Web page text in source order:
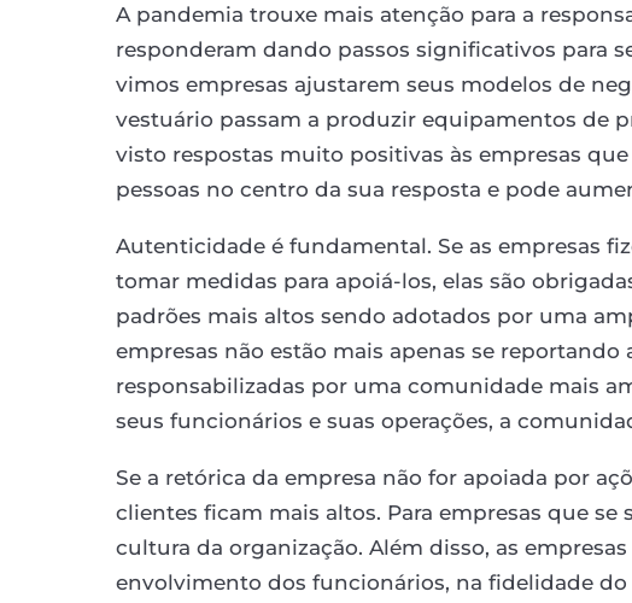
A pandemia trouxe mais atenção para a
responderam dando passos significativos para
vimos empresas ajustarem seus modelos de
vestuário passam a produzir equipamentos de
visto respostas muito positivas às empresas
pessoas no centro da sua resposta e pode
Autenticidade é fundamental. Se as empresas
tomar medidas para apoiá-los, elas são
padrões mais altos sendo adotados por uma
empresas não estão mais apenas se
responsabilizadas por uma comunidade mais
seus funcionários e suas operações, a
Se a retórica da empresa não for apoiada por
clientes ficam mais altos. Para empresas que se
cultura da organização. Além disso, as
envolvimento dos funcionários, na fidelidade do